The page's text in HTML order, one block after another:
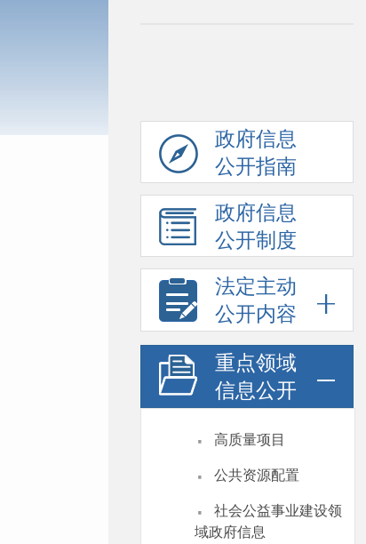
政府信息
公开指南
政府信息
公开制度
法定主动
公开内容
重点领域
信息公开
· 高质量项目
· 公共资源配置
·
社会公益事业建设领
域政府信息